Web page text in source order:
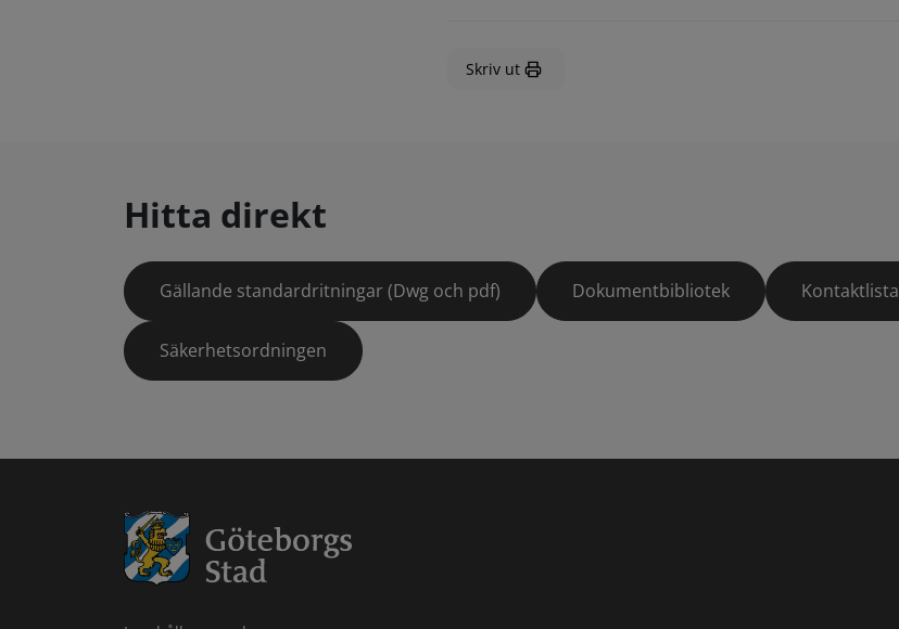
Skriv ut
Hitta direkt
Gällande standardritningar (Dwg och pdf) Dokumentbibliotek Kontaktlista
Säkerhetsordningen